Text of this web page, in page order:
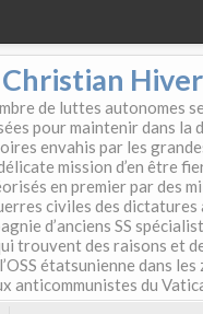
de luttes autonomes
pour maintenir dans la
envahis par les
mission d’en être
en premier par des
civiles des dictatures
d’anciens SS
trouvent des raisons et
étatsunienne dans
anticommunistes du